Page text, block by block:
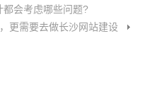
都会考虑哪些问题?
更需要去做长沙网站建设